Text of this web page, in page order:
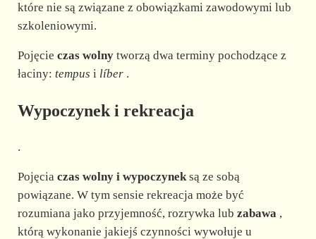
które nie są związane z obowiązkami zawodowymi lub
szkoleniowymi.
Pojęcie czas wolnytworzą dwa terminy pochodzące z
łaciny: tempus i líber.
Wypoczynek i rekreacja
.
Pojęcia czas wolny i wypoczyneksą ze sobą
powiązane. W tym sensie rekreacja może być
rozumiana jako przyjemność, rozrywka lub zabawa ,
którą wykonanie jakiejś czynności wywołuje u